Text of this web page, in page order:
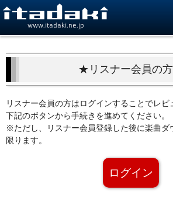
www.itadaki.ne.jp
★リスナー会員の
リスナー会員の方はログインすることでレビ
下記のボタンから手続きを進めてください。
※ただし、リスナー会員登録した後に楽曲ダ
限ります。
ログイン